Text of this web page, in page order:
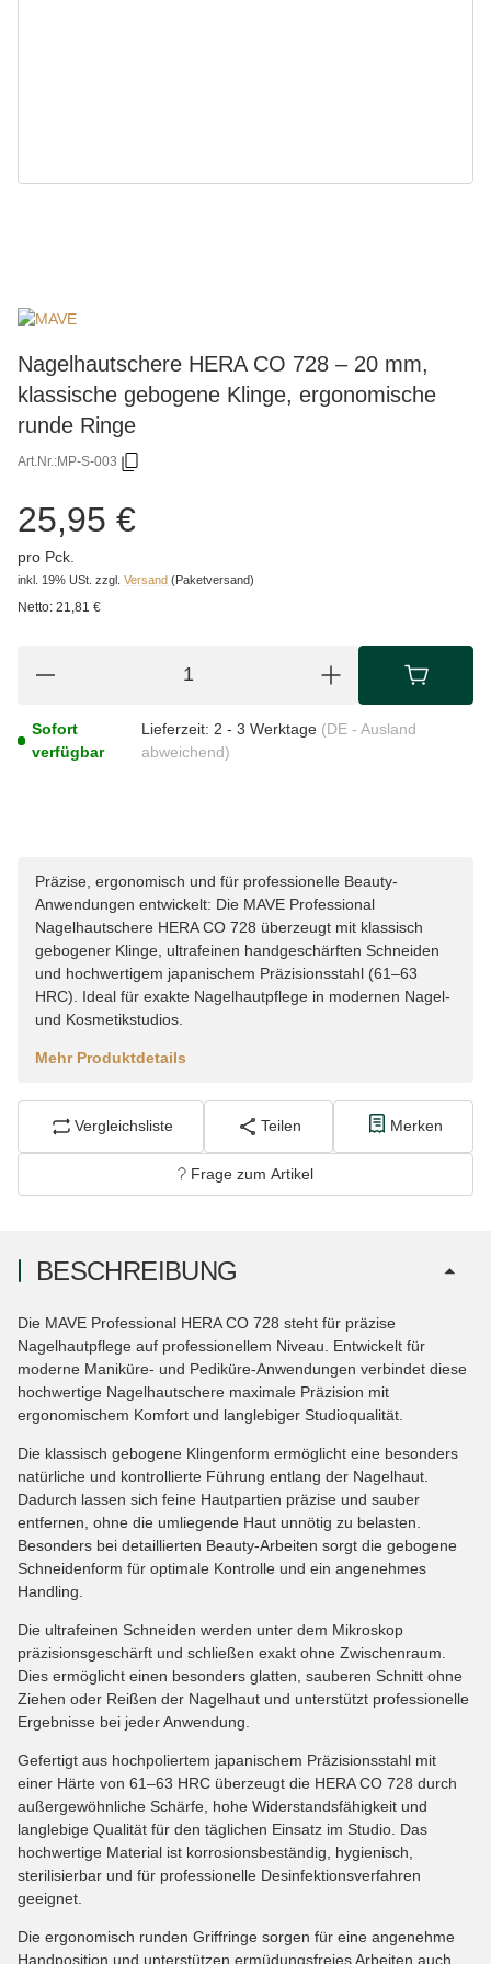
Nagelhautschere HERA CO 728 – 20 mm,
klassische gebogene Klinge, ergonomische
runde Ringe
Art.Nr.:MP-S-003
25,95 €
pro Pck.
inkl. 19% USt. zzgl. Versand (Paketversand)
Netto: 21,81 €
Sofort
verfügbar
Lieferzeit: 2 - 3 Werktage (DE - Ausland
abweichend)
Präzise, ergonomisch und für professionelle Beauty-
Anwendungen entwickelt: Die MAVE Professional
Nagelhautschere HERA CO 728 überzeugt mit klassisch
gebogener Klinge, ultrafeinen handgeschärften Schneiden
und hochwertigem japanischem Präzisionsstahl (61–63
HRC). Ideal für exakte Nagelhautpflege in modernen Nagel-
und Kosmetikstudios.
Mehr Produktdetails
Vergleichsliste Teilen Merken
Frage zum Artikel
BESCHREIBUNG
Die MAVE Professional HERA CO 728 steht für präzise
Nagelhautpflege auf professionellem Niveau. Entwickelt für
moderne Maniküre- und Pediküre-Anwendungen verbindet diese
hochwertige Nagelhautschere maximale Präzision mit
ergonomischem Komfort und langlebiger Studioqualität.
Die klassisch gebogene Klingenform ermöglicht eine besonders
natürliche und kontrollierte Führung entlang der Nagelhaut.
Dadurch lassen sich feine Hautpartien präzise und sauber
entfernen, ohne die umliegende Haut unnötig zu belasten.
Besonders bei detaillierten Beauty-Arbeiten sorgt die gebogene
Schneidenform für optimale Kontrolle und ein angenehmes
Handling.
Die ultrafeinen Schneiden werden unter dem Mikroskop
präzisionsgeschärft und schließen exakt ohne Zwischenraum.
Dies ermöglicht einen besonders glatten, sauberen Schnitt ohne
Ziehen oder Reißen der Nagelhaut und unterstützt professionelle
Ergebnisse bei jeder Anwendung.
Gefertigt aus hochpoliertem japanischem Präzisionsstahl mit
einer Härte von 61–63 HRC überzeugt die HERA CO 728 durch
außergewöhnliche Schärfe, hohe Widerstandsfähigkeit und
langlebige Qualität für den täglichen Einsatz im Studio. Das
hochwertige Material ist korrosionsbeständig, hygienisch,
sterilisierbar und für professionelle Desinfektionsverfahren
geeignet.
Die ergonomisch runden Griffringe sorgen für eine angenehme
Handposition und unterstützen ermüdungsfreies Arbeiten auch